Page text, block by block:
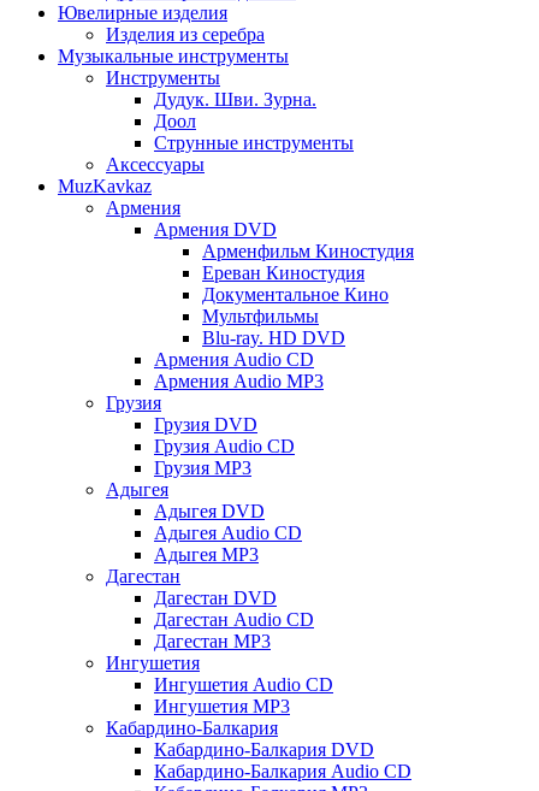
Ювелирные изделия
Изделия из серебра
Музыкальные инструменты
Инструменты
Дудук. Шви. Зурна.
Доол
Струнные инструменты
Аксессуары
MuzKavkaz
Армения
Армения DVD
Арменфильм Киностудия
Ереван Киностудия
Документальное Кино
Мультфильмы
Blu-ray. HD DVD
Армения Audio CD
Армения Audio MP3
Грузия
Грузия DVD
Грузия Audio CD
Грузия MP3
Адыгея
Адыгея DVD
Адыгея Audio CD
Адыгея MP3
Дагестан
Дагестан DVD
Дагестан Audio CD
Дагестан MP3
Ингушетия
Ингушетия Audio CD
Ингушетия MP3
Кабардино-Балкария
Кабардино-Балкария DVD
Кабардино-Балкария Audio CD